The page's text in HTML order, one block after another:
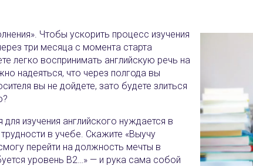
Чтобы ускорить процесс изучения
три месяца с момента старта
легко воспринимать английскую речь на
надеяться, что через полгода вы
вы не дойдете, зато будете злиться
изучения английского нуждается в
в учебе. Скажите «Выучу
перейти на должность мечты в
уровень В2…‎» — и рука сама собой